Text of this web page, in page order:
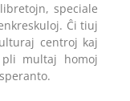
speciale
Ĉi tiuj
centroj kaj
multaj homoj